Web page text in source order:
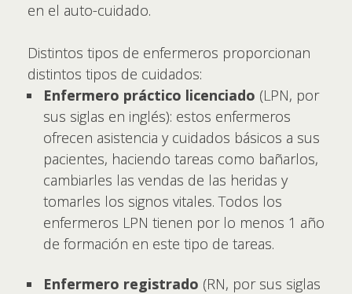
en el auto-cuidado.
Distintos tipos de enfermeros proporcionan
distintos tipos de cuidados:
Enfermero práctico licenciado (LPN, por
sus siglas en inglés): estos enfermeros
ofrecen asistencia y cuidados básicos a sus
pacientes, haciendo tareas como bañarlos,
cambiarles las vendas de las heridas y
tomarles los signos vitales. Todos los
enfermeros LPN tienen por lo menos 1 año
de formación en este tipo de tareas.
Enfermero registrado (RN, por sus siglas